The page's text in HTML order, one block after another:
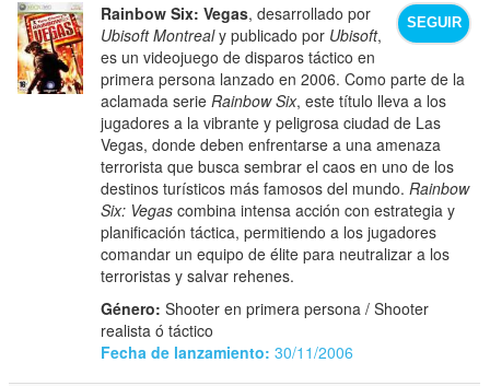
SEGUIR
Rainbow Six: Vegas, desarrollado por
Ubisoft Montrealy publicado por Ubisoft,
es un videojuego de disparos táctico en
primera persona lanzado en 2006. Como parte de la
aclamada serie Rainbow Six, este título lleva a los
jugadores a la vibrante y peligrosa ciudad de Las
Vegas, donde deben enfrentarse a una amenaza
terrorista que busca sembrar el caos en uno de los
destinos turísticos más famosos del mundo. Rainbow
Six: Vegas combina intensa acción con estrategia y
planificación táctica, permitiendo a los jugadores
comandar un equipo de élite para neutralizar a los
terroristas y salvar rehenes.
Género: Shooter en primera persona / Shooter
realista ó táctico
Fecha de lanzamiento: 30/11/2006